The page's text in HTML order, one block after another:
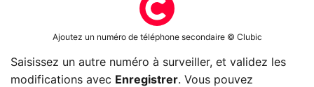
Ajoutez un numéro de téléphone secondaire © Clubic
Saisissez un autre numéro à surveiller, et validez les
modifications avec Enregistrer. Vous pouvez